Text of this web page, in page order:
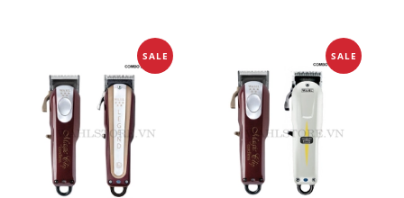
SALE SALE